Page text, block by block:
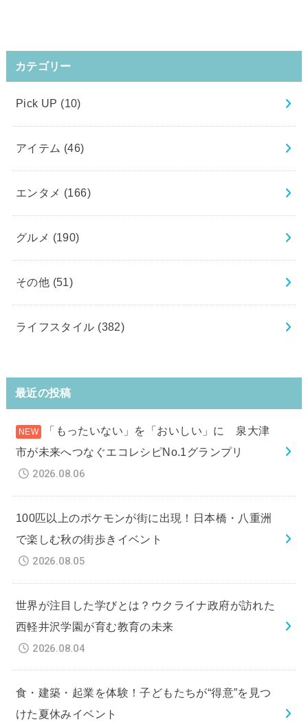
カテゴリー
Pick UP (10)
アイテム (46)
エンタメ (166)
グルメ (190)
その他 (51)
ライフスタイル (382)
最近の投稿
「もったいない」を「おいしい」に 泉大津
市が未来へつなぐエコレシピNo.1グランプリ
2026.08.06
100匹以上のポケモンが街に出現！日本橋・八重洲
で楽しむ秋の街歩きイベント
2026.08.05
世界が注目した学びとは？ウクライナ政府が訪れた
西軽井沢学園が育む教育の未来
2026.08.04
食・建築・起業を体験！子どもたちが“得意”を見つ
けた夏休みイベント